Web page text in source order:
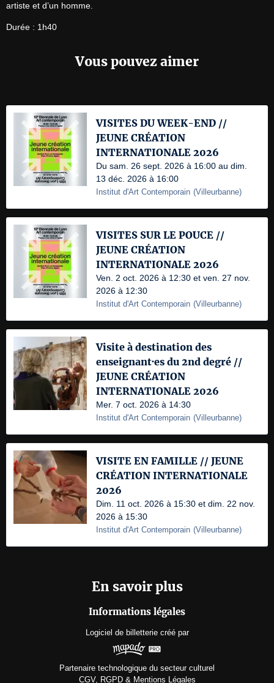
artiste et d’un homme.
Durée : 1h40
Vous pouvez aimer
VISITES DU WEEK-END //
JEUNE CRÉATION
INTERNATIONALE 2026
Du sam. 26 sept. 2026 à 16:00 au dim.
13 déc. 2026 à 16:00
Institut d'Art Contemporain (Villeurbanne)
VISITES SUR LE POUCE //
JEUNE CRÉATION
INTERNATIONALE 2026
Ven. 2 oct. 2026 à 12:30 et ven. 27 nov.
2026 à 12:30
Institut d'Art Contemporain (Villeurbanne)
Visite à destination des
enseignant·es du 2nd degré //
JEUNE CRÉATION
INTERNATIONALE 2026
Mer. 7 oct. 2026 à 14:30
Institut d'Art Contemporain (Villeurbanne)
VISITE EN FAMILLE // JEUNE
CRÉATION INTERNATIONALE
2026
Dim. 11 oct. 2026 à 15:30 et dim. 22 nov.
2026 à 15:30
Institut d'Art Contemporain (Villeurbanne)
En savoir plus
Informations légales
Logiciel de billetterie créé par
Partenaire technologique du secteur culturel
CGV, RGPD & Mentions Légales